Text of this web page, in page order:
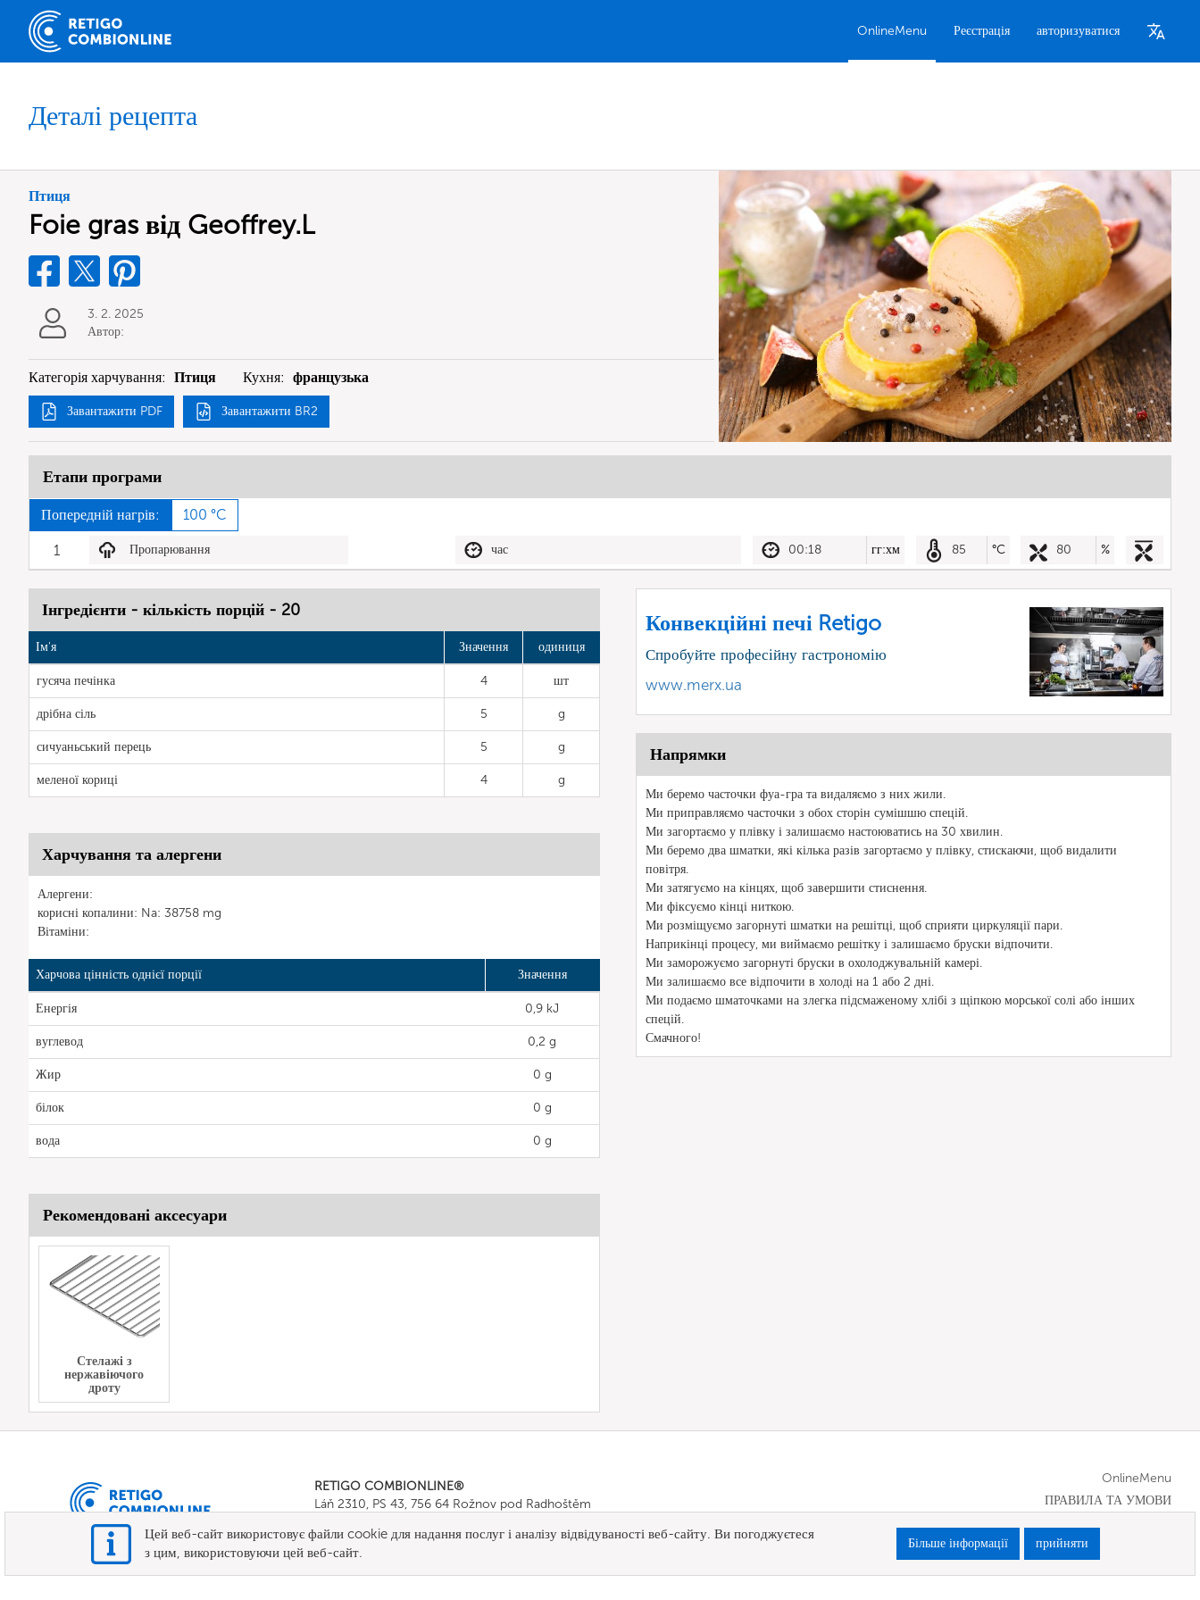
OnlineMenu Реєстрація авторизуватися
Деталі рецепта
Птиця
Foie gras від Geoffrey.L
3. 2. 2025
Автор:
Категорія харчування: Птиця Кухня: французька
Завантажити PDF Завантажити BR2
Етапи програми
Попередній нагрів: 100 °C
1 Пропарювання час 00:18 гг:хм 85 °C 80 %
Інгредієнти - кількість порцій - 20
Ім'я Значення одиниця
гусяча печінка 4 шт
дрібна сіль 5 g
сичуаньський перець 5 g
меленої кориці 4 g
Харчування та алергени
Алергени:
корисні копалини: Na: 38758 mg
Вітаміни:
Харчова цінність однієї порції Значення
Енергія 0,9 kJ
вуглевод 0,2 g
Жир 0 g
білок 0 g
вода 0 g
Конвекційні печі Retigo
Спробуйте професійну гастрономію
www.merx.ua
Напрямки
Ми беремо часточки фуа-гра та видаляємо з них жили.
Ми приправляємо часточки з обох сторін сумішшю спецій.
Ми загортаємо у плівку і залишаємо настоюватись на 30 хвилин.
Ми беремо два шматки, які кілька разів загортаємо у плівку, стискаючи, щоб видалити
повітря.
Ми затягуємо на кінцях, щоб завершити стиснення.
Ми фіксуємо кінці ниткою.
Ми розміщуємо загорнуті шматки на решітці, щоб сприяти циркуляції пари.
Наприкінці процесу, ми виймаємо решітку і залишаємо бруски відпочити.
Ми заморожуємо загорнуті бруски в охолоджувальній камері.
Ми залишаємо все відпочити в холоді на 1 або 2 дні.
Ми подаємо шматочками на злегка підсмаженому хлібі з щіпкою морської солі або інших
спецій.
Смачного!
Рекомендовані аксесуари
Стелажі з
нержавіючого
дроту
RETIGO COMBIONLINE®
Láň 2310, PS 43, 756 64 Rožnov pod Radhoštěm
E-mail:info@combionline.com
OnlineMenu
ПРАВИЛА ТА УМОВИ
Цей веб-сайт використовує файли cookie для надання послуг і аналізу відвідуваності веб-сайту. Ви погоджуєтеся
з цим, використовуючи цей веб-сайт.
Більше інформації прийняти